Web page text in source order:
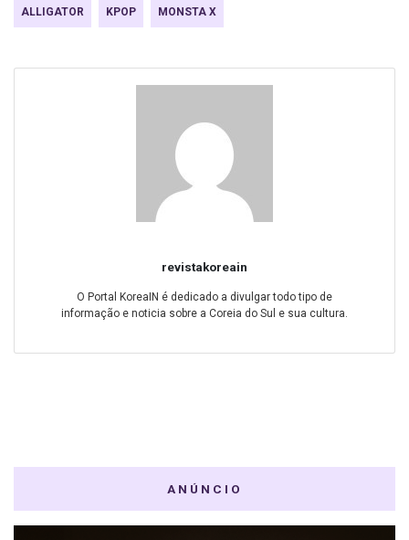
ALLIGATOR KPOP MONSTA X
revistakoreain
O Portal KoreaIN é dedicado a divulgar todo tipo de
informação e noticia sobre a Coreia do Sul e sua cultura.
ANÚNCIO